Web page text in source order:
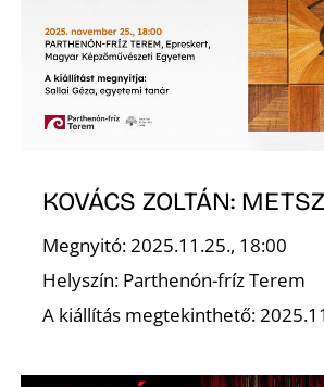
KOVÁCS ZOLTÁN:
Megnyitó: 2025.11.25., 18:00
Helyszín: Parthenón-fríz Terem
A kiállítás megtekinthető: